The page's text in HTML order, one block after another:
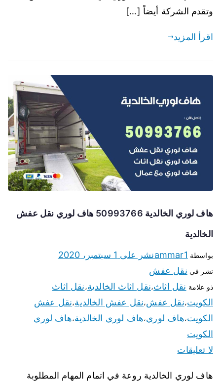
وتقدم الشركة أيضاً […]
اقرأ المزيد
هاف لوري الخالدية 50993766 هاف لوري نقل عفش
الخالدية
بواسطة ammar1نشر على 1 سبتمبر، 2020
نشر في نقل عفش
ذو علامة نقل اثاث،نقل اثاث الخالدية،نقل اثاث
الكويت،نقل عفش،نقل عفش الخالدية،نقل عفش
الكويت،هاف لوري،هاف لوري الخالدية،هاف لوري
الكويت
لا تعليقات
هاف لوري الخالدية روعة في اتمام المهام المطلوبة